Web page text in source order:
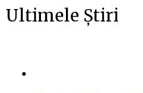
Ultimele Știri